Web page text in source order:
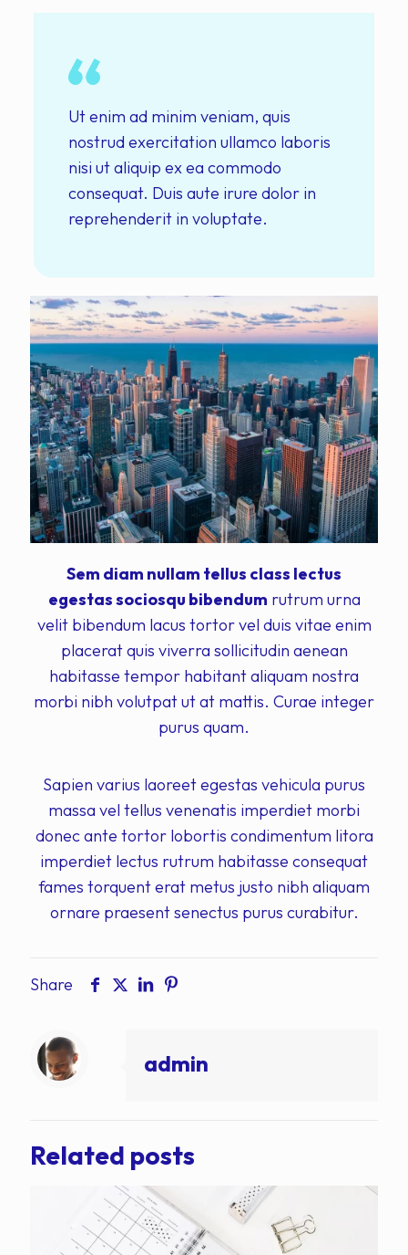
Ut enim ad minim veniam, quis
nostrud exercitation ullamco laboris
nisi ut aliquip ex ea commodo
consequat. Duis aute irure dolor in
reprehenderit in voluptate.
Sem diam nullam tellus class lectus
egestas sociosqu bibendum rutrum urna
velit bibendum lacus tortor vel duis vitae enim
placerat quis viverra sollicitudin aenean
habitasse tempor habitant aliquam nostra
morbi nibh volutpat ut at mattis. Curae integer
purus quam.
Sapien varius laoreet egestas vehicula purus
massa vel tellus venenatis imperdiet morbi
donec ante tortor lobortis condimentum litora
imperdiet lectus rutrum habitasse consequat
fames torquent erat metus justo nibh aliquam
ornare praesent senectus purus curabitur.
Share
admin
Related posts